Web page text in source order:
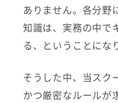
ありません。各分野
知識は、実務の中で
る、ということにな
そうした中、当スク
かつ厳密なルールが